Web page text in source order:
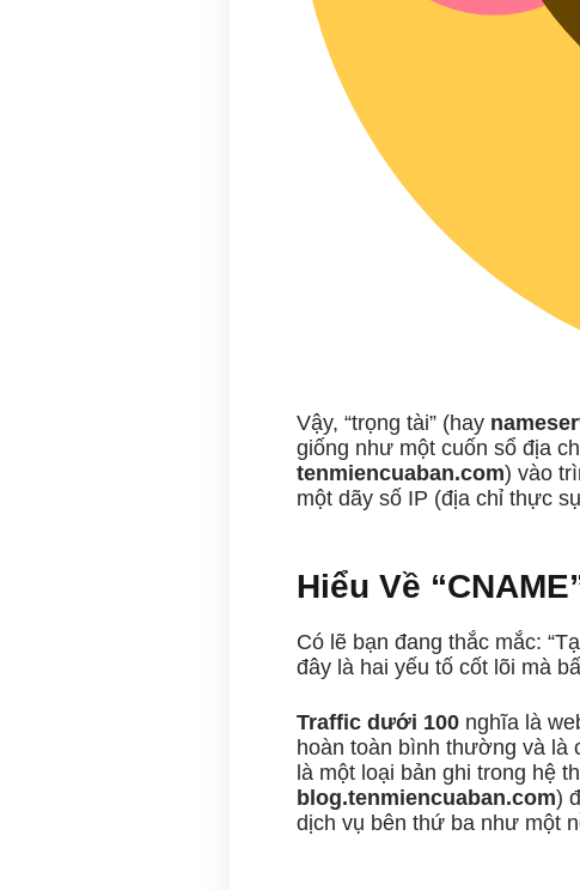
Vậy, “trọng tài” (hay
giống như một cuốn sổ địa
tenmiencuaban.com) vào
một dãy số IP (địa chỉ thực
Hiểu Về
Có lẽ bạn đang thắc mắc:
đây là hai yếu tố cốt lõi mà
Traffic dưới 100 nghĩa là
hoàn toàn bình thường và là
là một loại bản ghi trong hệ
blog.tenmiencuaban.com)
dịch vụ bên thứ ba như một